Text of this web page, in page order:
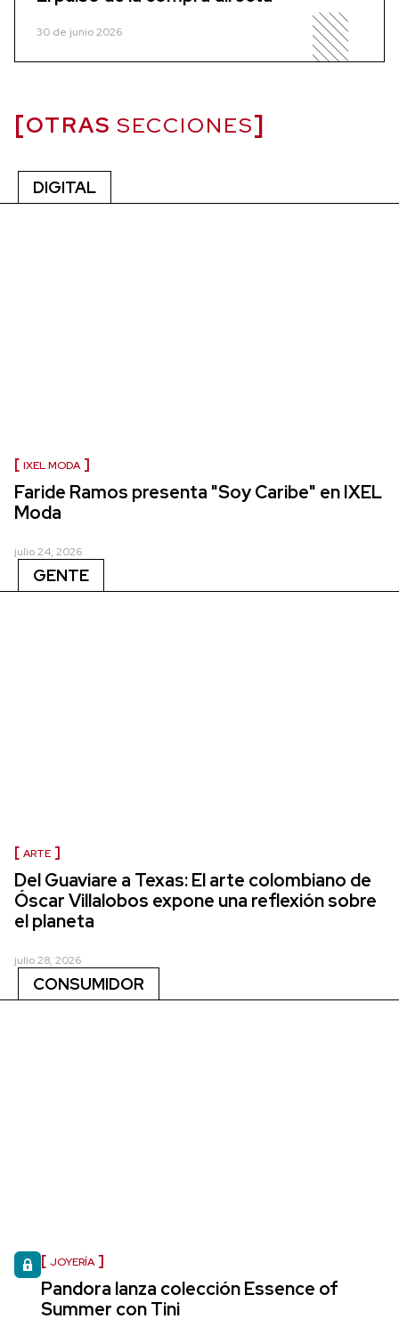
30 de junio 2026
OTRAS SECCIONES
DIGITAL
IXEL MODA
Faride Ramos presenta "Soy Caribe" en IXEL
Moda
julio 24, 2026
GENTE
ARTE
Del Guaviare a Texas: El arte colombiano de
Óscar Villalobos expone una reflexión sobre
el planeta
julio 28, 2026
CONSUMIDOR
JOYERÍA
Pandora lanza colección Essence of
Summer con Tini